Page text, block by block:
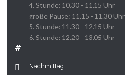
4. Stunde: 10.30 - 11.15 Uhr
große Pause: 11.15 - 11.30 Uhr
5. Stunde: 11.30 - 12.15 Uhr
6. Stunde: 12.20 - 13.05 Uhr
#
Nachmittag